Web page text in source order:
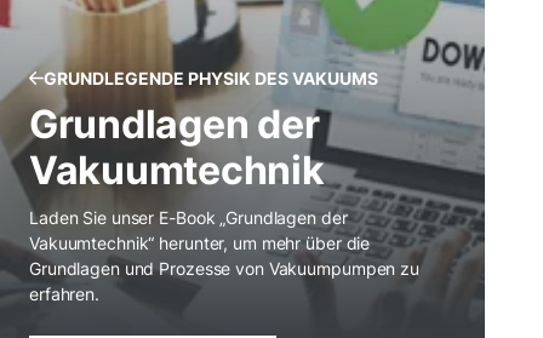
GRUNDLEGENDE PHYSIK DES VAKUUMS
Grundlagen der
Vakuumtechnik
Laden Sie unser E-Book „Grundlagen der
Vakuumtechnik“ herunter, um mehr über die
Grundlagen und Prozesse von Vakuumpumpen zu
erfahren.